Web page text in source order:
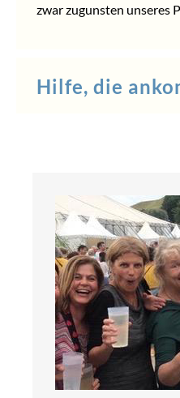
zwar zugunsten unseres
Hilfe, die